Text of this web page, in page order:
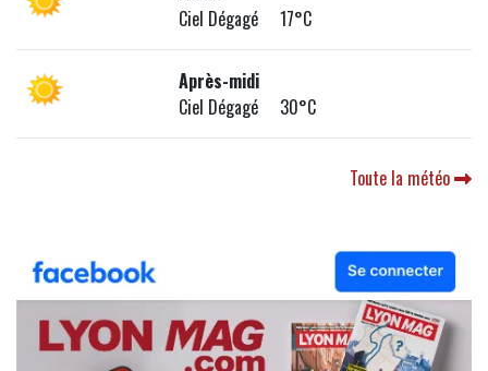
Ciel Dégagé 17°C
Après-midi
Ciel Dégagé 30°C
Toute la météo